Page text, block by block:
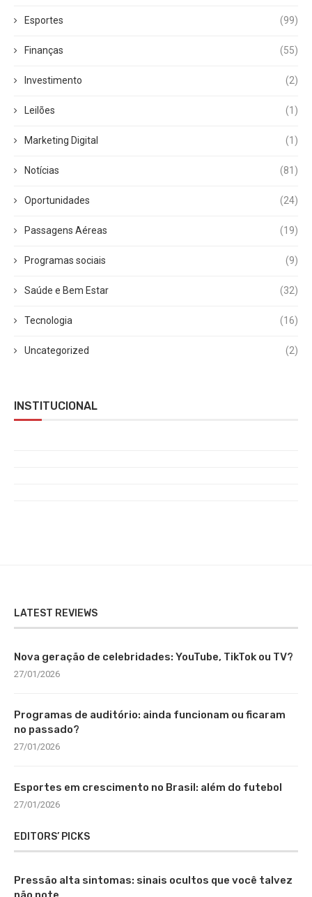
Esportes (99)
Finanças (55)
Investimento (2)
Leilões (1)
Marketing Digital (1)
Notícias (81)
Oportunidades (24)
Passagens Aéreas (19)
Programas sociais (9)
Saúde e Bem Estar (32)
Tecnologia (16)
Uncategorized (2)
INSTITUCIONAL
LATEST REVIEWS
Nova geração de celebridades: YouTube, TikTok ou TV?
27/01/2026
Programas de auditório: ainda funcionam ou ficaram
no passado?
27/01/2026
Esportes em crescimento no Brasil: além do futebol
27/01/2026
EDITORS’ PICKS
Pressão alta sintomas: sinais ocultos que você talvez